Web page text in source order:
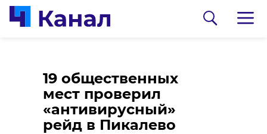
19 общественных
мест проверил
«антивирусный»
рейд в Пикалево